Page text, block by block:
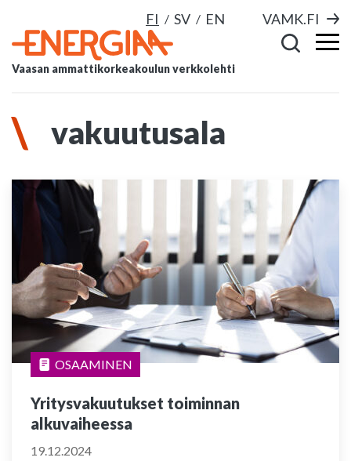
FI SV EN VAMK.FI
Vaasan ammattikorkeakoulun verkkolehti
vakuutusala
OSAAMINEN
Yritysvakuutukset toiminnan
alkuvaiheessa
19.12.2024